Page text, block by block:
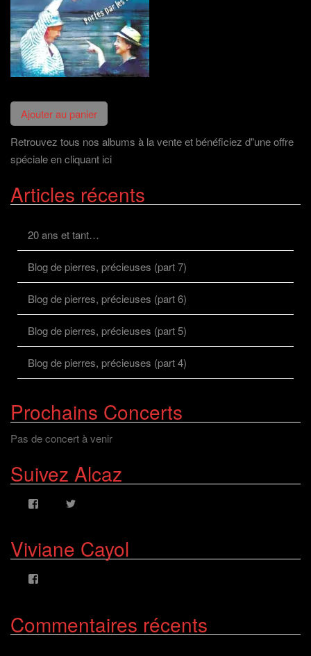
Retrouvez tous nos albums à la vente et bénéficiez d"une offre
spéciale en cliquant ici
Articles récents
20 ans et tant…
Blog de pierres, précieuses (part 7)
Blog de pierres, précieuses (part 6)
Blog de pierres, précieuses (part 5)
Blog de pierres, précieuses (part 4)
Prochains Concerts
Pas de concert à venir
Suivez Alcaz
AlcazFR
sur
Voir
alcazfr
sur
Viviane Cayol
viviane.cayolalcaz
sur
Commentaires récents